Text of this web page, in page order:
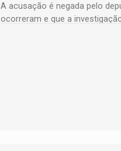
A acusação é negada pelo
ocorreram e que a